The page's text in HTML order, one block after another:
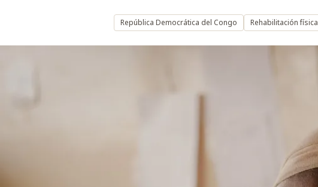
República Democrática del Congo Rehabilitación física